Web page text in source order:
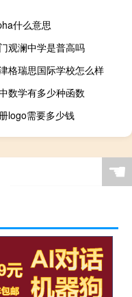
什么意思
观澜中学是普高吗
格瑞思国际学校怎么样
数学有多少种函数
logo需要多少钱
☚